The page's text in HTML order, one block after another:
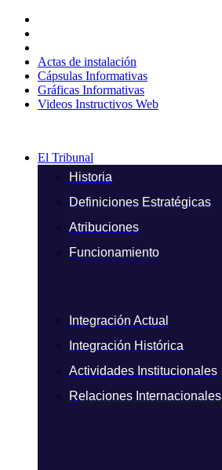
contenido
Actas de instalación
Cápsulas Informativas
Gráficas Informativas
Videos Instructivos Web
El Tribunal
Historia
Definiciones Estratégicas
Atribuciones
Funcionamiento
Integración Actual
Integración Histórica
Actividades Institucionales
Relaciones Internacionales